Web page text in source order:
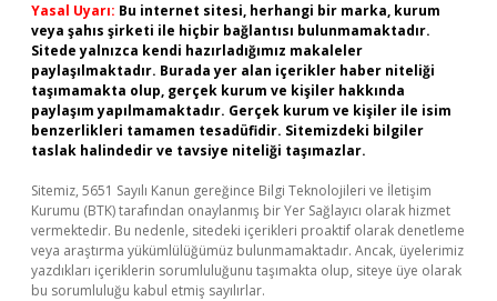
Yasal Uyarı: Bu internet sitesi, herhangi bir marka, kurum
veya şahıs şirketi ile hiçbir bağlantısı bulunmamaktadır.
Sitede yalnızca kendi hazırladığımız makaleler
paylaşılmaktadır. Burada yer alan içerikler haber niteliği
taşımamakta olup, gerçek kurum ve kişiler hakkında
paylaşım yapılmamaktadır. Gerçek kurum ve kişiler ile isim
benzerlikleri tamamen tesadüfidir. Sitemizdeki bilgiler
taslak halindedir ve tavsiye niteliği taşımazlar.
Sitemiz, 5651 Sayılı Kanun gereğince Bilgi Teknolojileri ve İletişim
Kurumu (BTK) tarafından onaylanmış bir Yer Sağlayıcı olarak hizmet
vermektedir. Bu nedenle, sitedeki içerikleri proaktif olarak denetleme
veya araştırma yükümlülüğümüz bulunmamaktadır. Ancak, üyelerimiz
yazdıkları içeriklerin sorumluluğunu taşımakta olup, siteye üye olarak
bu sorumluluğu kabul etmiş sayılırlar.